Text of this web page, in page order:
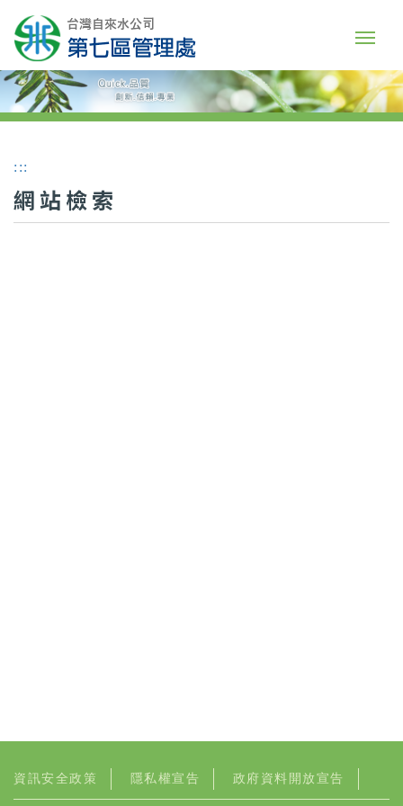
:::
網站檢索
資訊安全政策 隱私權宣告 政府資料開放宣告